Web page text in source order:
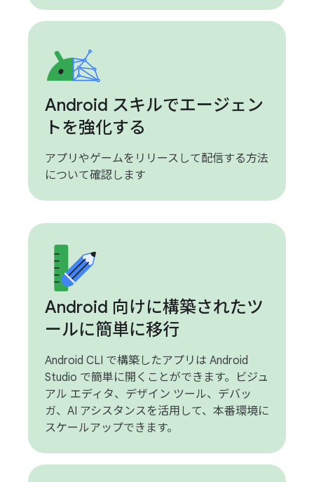
Android スキルでエージェン
トを強化する
アプリやゲームをリリースして配信する方法
について確認します
Android 向けに構築されたツ
ールに簡単に移行
Android CLI で構築したアプリは Android
Studio で簡単に開くことができます。ビジュ
アル エディタ、デザイン ツール、デバッ
ガ、AI アシスタンスを活用して、本番環境に
スケールアップできます。